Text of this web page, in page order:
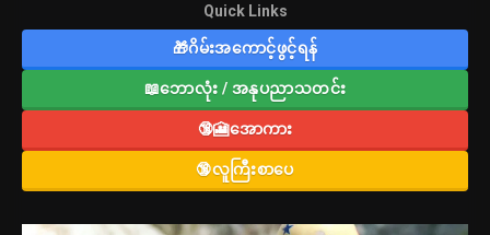
Quick Links
🎁ဂိမ်းအကောင့်ဖွင့်ရန်
📖ဘောလုံး / အနုပညာသတင်း
🔞🎦အောကား
🔞လူကြီးစာပေ